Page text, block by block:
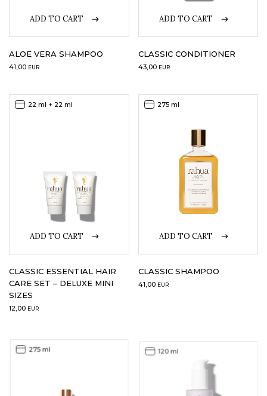
ADD TO CART
ALOE VERA SHAMPOO
41,00 EUR
ADD TO CART
CLASSIC CONDITIONER
43,00 EUR
ADD TO CART
22 ml + 22 ml
CLASSIC ESSENTIAL HAIR
CARE SET – DELUXE MINI
SIZES
12,00 EUR
ADD TO CART
275 ml
CLASSIC SHAMPOO
41,00 EUR
275 ml